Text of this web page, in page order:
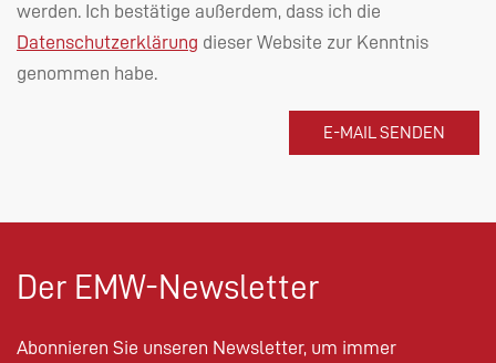
werden. Ich bestätige außerdem, dass ich die
Datenschutzerklärung dieser Website zur Kenntnis
genommen habe.
Der EMW-Newsletter
Abonnieren Sie unseren Newsletter, um immer